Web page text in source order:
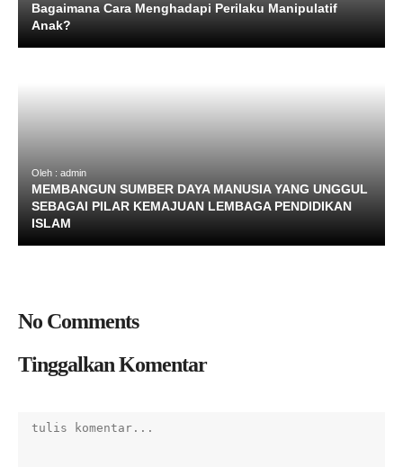
Bagaimana Cara Menghadapi Perilaku Manipulatif
Anak?
Oleh : admin
MEMBANGUN SUMBER DAYA MANUSIA YANG UNGGUL
SEBAGAI PILAR KEMAJUAN LEMBAGA PENDIDIKAN
ISLAM
No Comments
Tinggalkan Komentar